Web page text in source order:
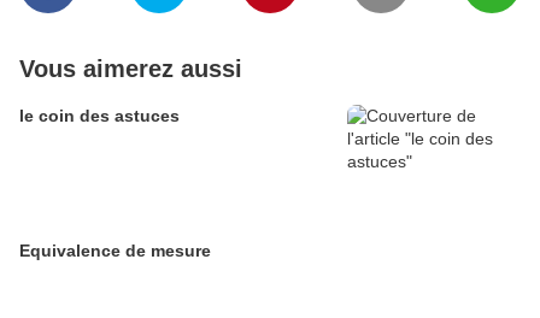
Vous aimerez aussi
le coin des astuces
Equivalence de mesure